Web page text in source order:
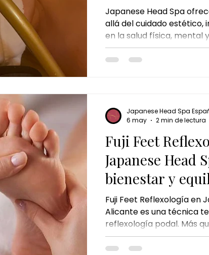
Japanese Head Spa
allá del cuidado estético,
en la salud física, mental
masaje craneal japonés
spa capilar.
Fuji Feet
Japanese Head
bienestar y
los pies
Fuji Feet Reflexología en
Alicante es una técnica
reflexología podal. Más
pies, la reflexología se
relajación y equilibrio,
Japanese Head Spa
6 may
2 min de lectura